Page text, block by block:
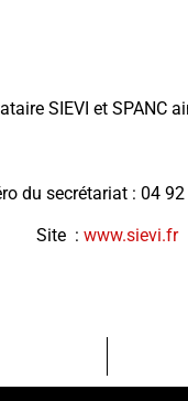
SIEVI et SPANC
du secrétariat : 04
Site : www.sievi.fr